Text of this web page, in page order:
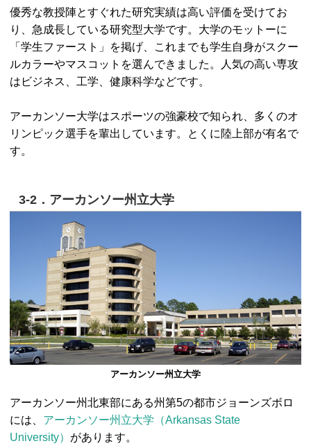
優秀な教授陣とすぐれた研究実績は高い評価を受けてお
り、急成長している研究型大学です。大学のモットーに
「学生ファースト」を掲げ、これまでも学生自身がスクー
ルカラーやマスコットを選んできました。人気の高い専攻
はビジネス、工学、健康科学などです。
アーカンソー大学はスポーツの強豪校で知られ、多くのオ
リンピック選手を輩出しています。とくに陸上部が有名で
す。
3-2．アーカンソー州立大学
アーカンソー州立大学
アーカンソー州北東部にある州第5の都市ジョーンズボロ
には、 アーカンソー州立大学（Arkansas State
University） があります。